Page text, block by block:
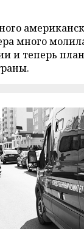
много
и теперь